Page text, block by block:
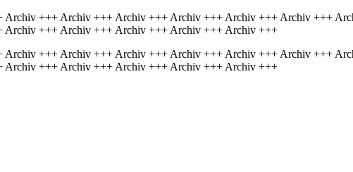
+++ Archiv +++ Archiv +++ Archiv +++ Archiv +++ Archiv +++
+++ Archiv +++ Archiv +++ Archiv +++ Archiv +++
+++ Archiv +++ Archiv +++ Archiv +++ Archiv +++ Archiv +++
+++ Archiv +++ Archiv +++ Archiv +++ Archiv +++